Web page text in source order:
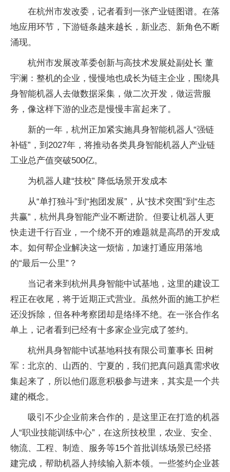
在杭州市发改委，记者看到一张产业链图谱。在落
地应用环节，下游链条越来越长，新业态、新角色不断
涌现。
杭州市发展改革委创新与高技术发展处副处长 董
宇澜：整机的企业，慢慢地也成长为链主企业，围绕具
身智能机器人去做数据采集，做二次开发，做运营服
务，像这样下游的业态是慢慢丰富起来了。
新的一年，杭州正加紧实施具身智能机器人“强链
补链”，到2027年，将推动各类具身智能机器人产业链
工业总产值突破500亿。
为机器人建“技校” 降低场景开发成本
从“单打独斗”到“抱团发展”，从“技术突围”到“生态
共赢”，杭州具身智能产业不断进阶。但要让机器人更
快走进千行百业，一个绕不开的难题就是高昂的开发成
本。如何帮企业解决这一烦恼，加速打通应用落地
的“最后一公里”？
当记者来到杭州具身智能中试基地，这里的建设工
程正在收尾，将于近期正式营业。虽然外面的施工护栏
还没拆除，但各种考察团却是络绎不绝。在一张合作名
单上，记者看到已经有十多家企业完成了签约。
杭州具身智能中试基地科技有限公司董事长 田树
军：北京的、山西的、宁夏的，我们把真问题真需求收
集起来了，所以他们愿意积极参与进来，其实是一个共
建的概念。
吸引不少企业前来合作的，是这里正在打造的机器
人“职业技能训练中心”，在这所技校里，农业、安全、
物流、工程、制造、服务等15个首批训练场景已经搭
建完成，帮助机器人持续输入新本领。一些签约企业甚